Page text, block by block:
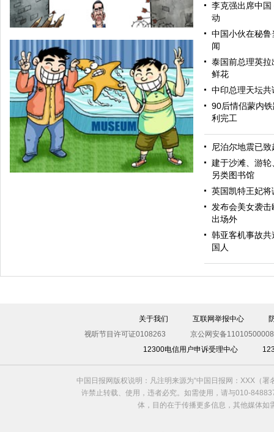
和为贵
李克强出席中
动
中国小伙在秘鲁
闻
泰国前总理英
鲜花
中印总理天坛共
90后情侣蒙内
利完工
尼泊尔地震已
建于沙滩、游
另类图书馆
英国凯特王妃
发布会美女袭
出场外
韩亚客机事故
国人
关于我们 互联网举报中心
视听节目许可证0108263
京公网安备
12300电信用户申诉受理中心
中国日报网版权说明：凡注明来源为“中国日报网：XXX（
许禁止转载、使用，违者必究。如需使用，请与010-
体，目的在于传播更多信息，其他媒体